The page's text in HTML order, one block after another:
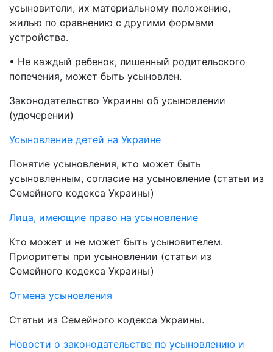
усыновители, их материальному положению,
жилью по сравнению с другими формами
устройства.
• Не каждый ребенок, лишенный родительского
попечения, может быть усыновлен.
Законодательство Украины об усыновлении
(удочерении)
Усыновление детей на Украине
Понятие усыновления, кто может быть
усыновленным, согласие на усыновление (статьи из
Семейного кодекса Украины)
Лица, имеющие право на усыновление
Кто может и не может быть усыновителем.
Приоритеты при усыновлении (статьи из
Семейного кодекса Украины)
Отмена усыновления
Статьи из Семейного кодекса Украины.
Новости о законодательстве по усыновлению и